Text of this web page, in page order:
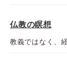
仏教の瞑想
教義ではなく、